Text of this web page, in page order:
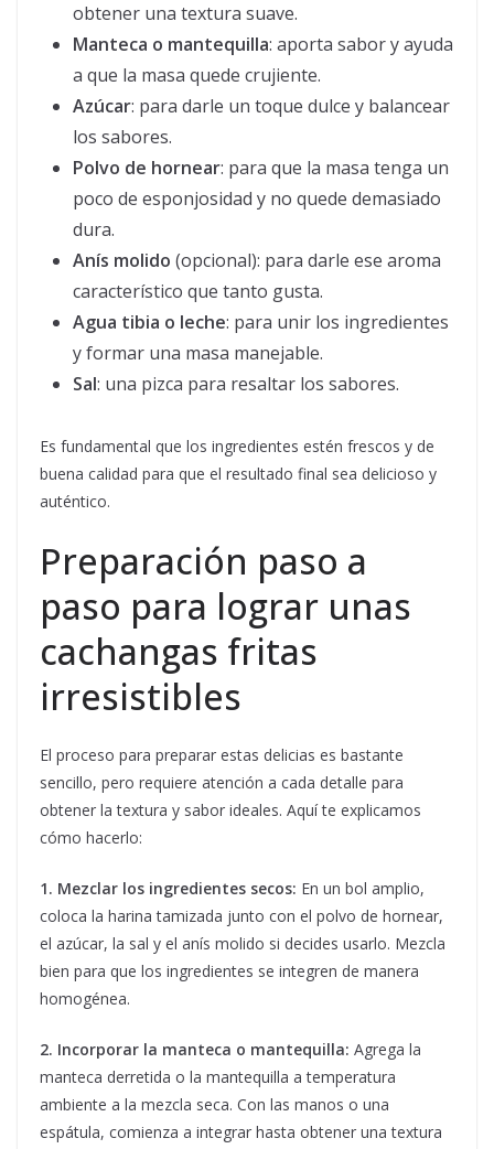
obtener una textura suave.
Manteca o mantequilla: aporta sabor y ayuda
a que la masa quede crujiente.
Azúcar: para darle un toque dulce y balancear
los sabores.
Polvo de hornear: para que la masa tenga un
poco de esponjosidad y no quede demasiado
dura.
Anís molido (opcional): para darle ese aroma
característico que tanto gusta.
Agua tibia o leche: para unir los ingredientes
y formar una masa manejable.
Sal: una pizca para resaltar los sabores.
Es fundamental que los ingredientes estén frescos y de
buena calidad para que el resultado final sea delicioso y
auténtico.
Preparación paso a
paso para lograr unas
cachangas fritas
irresistibles
El proceso para preparar estas delicias es bastante
sencillo, pero requiere atención a cada detalle para
obtener la textura y sabor ideales. Aquí te explicamos
cómo hacerlo:
1. Mezclar los ingredientes secos: En un bol amplio,
coloca la harina tamizada junto con el polvo de hornear,
el azúcar, la sal y el anís molido si decides usarlo. Mezcla
bien para que los ingredientes se integren de manera
homogénea.
2. Incorporar la manteca o mantequilla: Agrega la
manteca derretida o la mantequilla a temperatura
ambiente a la mezcla seca. Con las manos o una
espátula, comienza a integrar hasta obtener una textura